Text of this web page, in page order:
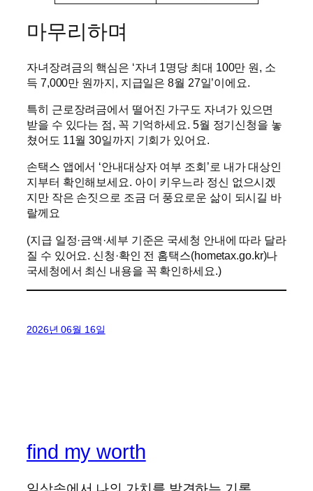
마무리하며
자녀장려금의 핵심은 ‘자녀 1명당 최대 100만 원, 소
득 7,000만 원까지, 지급일은 8월 27일’이에요.
특히 근로장려금에서 떨어진 가구도 자녀가 있으면
받을 수 있다는 점, 꼭 기억하세요. 5월 정기신청을 놓
쳤어도 11월 30일까지 기회가 있어요.
손택스 앱에서 ‘안내대상자 여부 조회’로 내가 대상인
지부터 확인해보세요. 아이 키우느라 정신 없으시겠
지만 작은 손짓으로 조금 더 풍요로운 삶이 되시길 바
랄께요
(지급 일정·금액·세부 기준은 국세청 안내에 따라 달라
질 수 있어요. 신청·확인 전 홈택스(hometax.go.kr)나
국세청에서 최신 내용을 꼭 확인하세요.)
2026년 06월 16일
find my worth